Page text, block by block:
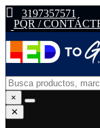
3197357571
PQR /
×
✕